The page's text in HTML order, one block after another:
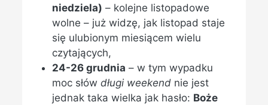
niedziela) – kolejne listopadowe
wolne – już widzę, jak listopad staje
się ulubionym miesiącem wielu
czytających,
24-26 grudnia – w tym wypadku
moc słówdługi weekend nie jest
jednak taka wielka jak hasło: Boże